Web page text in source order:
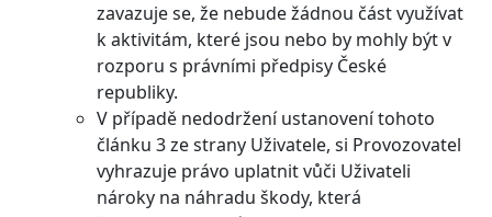
zavazuje se, že nebude žádnou část využívat
k aktivitám, které jsou nebo by mohly být v
rozporu s právními předpisy České
republiky.
V případě nedodržení ustanovení tohoto
článku 3 ze strany Uživatele, si Provozovatel
vyhrazuje právo uplatnit vůči Uživateli
nároky na náhradu škody, která